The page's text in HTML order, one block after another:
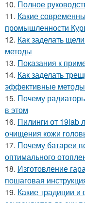
10. Полное
11. Какие
промышленности
12. Как заделать
методы
13. Показания к
14. Как заделать
эффективные методы
15. Почему
в этом
16. Пилинги от 19lab
очищения кожи
17. Почему батареи
оптимального
18. Изготовление
пошаговая
19. Какие традиции и